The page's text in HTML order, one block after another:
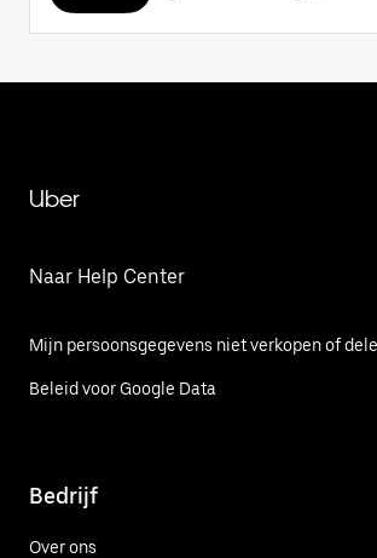
Uber
Naar Help Center
Mijn persoonsgegevens niet verkopen of
Beleid voor Google Data
Bedrijf
Over ons